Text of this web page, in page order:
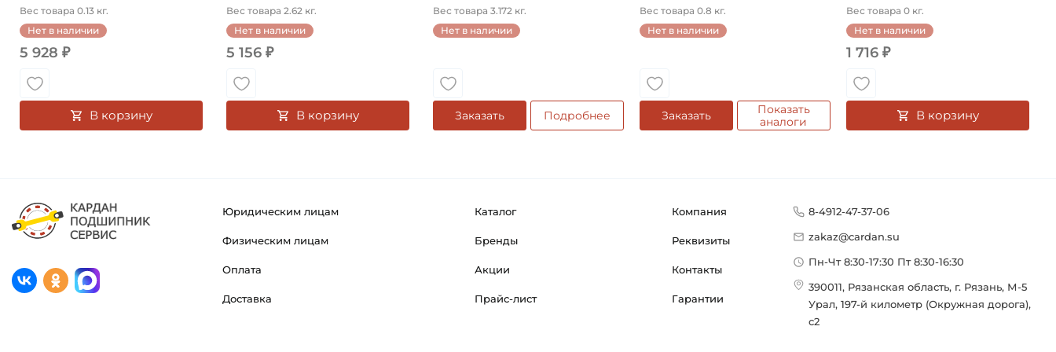
Вес товара 0.13 кг.
Нет в наличии
5 928 ₽
В корзину
Вес товара 2.62 кг.
Нет в наличии
5 156 ₽
В корзину
конический на ...
Вес товара 3.172 кг.
Нет в наличии
Заказать Подробнее
Вес товара 0.8 кг.
Нет в наличии
Заказать
Показать
аналоги
Вес товара 0 кг.
Нет в наличии
1 716 ₽
В корзину
Юридическим лицам
Физическим лицам
Оплата
Доставка
Каталог
Бренды
Акции
Прайс-лист
Компания
Реквизиты
Контакты
Гарантии
8-4912-47-37-06
zakaz@cardan.su
Пн-Чт 8:30-17:30 Пт 8:30-16:30
390011, Рязанская область, г. Рязань, М-5
Урал, 197-й километр (Окружная дорога),
с2